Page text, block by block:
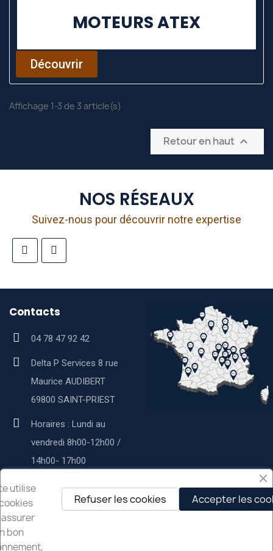
MOTEURS ATEX
Découvrir
Affichage 1-3 de 3 article(s)
Retour en haut 
NOS RÉSEAUX
Suivez-nous pour découvrir notre expertise
Contacts
04 78 47 92 42
Delta P Services 8 rue
Maurice AUDIBERT
69800 SAINT-PRIEST
Horaires : Lundi au
vendredi 8h00-12h00 /
14h00- 17h00
Service commercial :
contact@deltapservices.fr
utilise
bon
Accepter les
Refuser les cookies